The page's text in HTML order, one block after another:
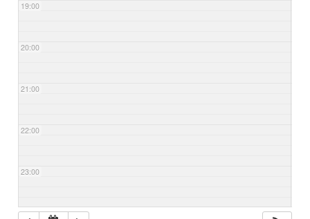
19:00
20:00
21:00
22:00
23:00